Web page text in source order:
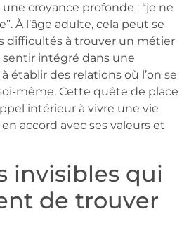
croyance profonde : “je ne
À l’âge adulte, cela peut se
difficultés à trouver un métier
sentir intégré dans une
établir des relations où l’on se
même. Cette quête de place
intérieur à vivre une vie
accord avec ses valeurs et
invisibles qui
de trouver